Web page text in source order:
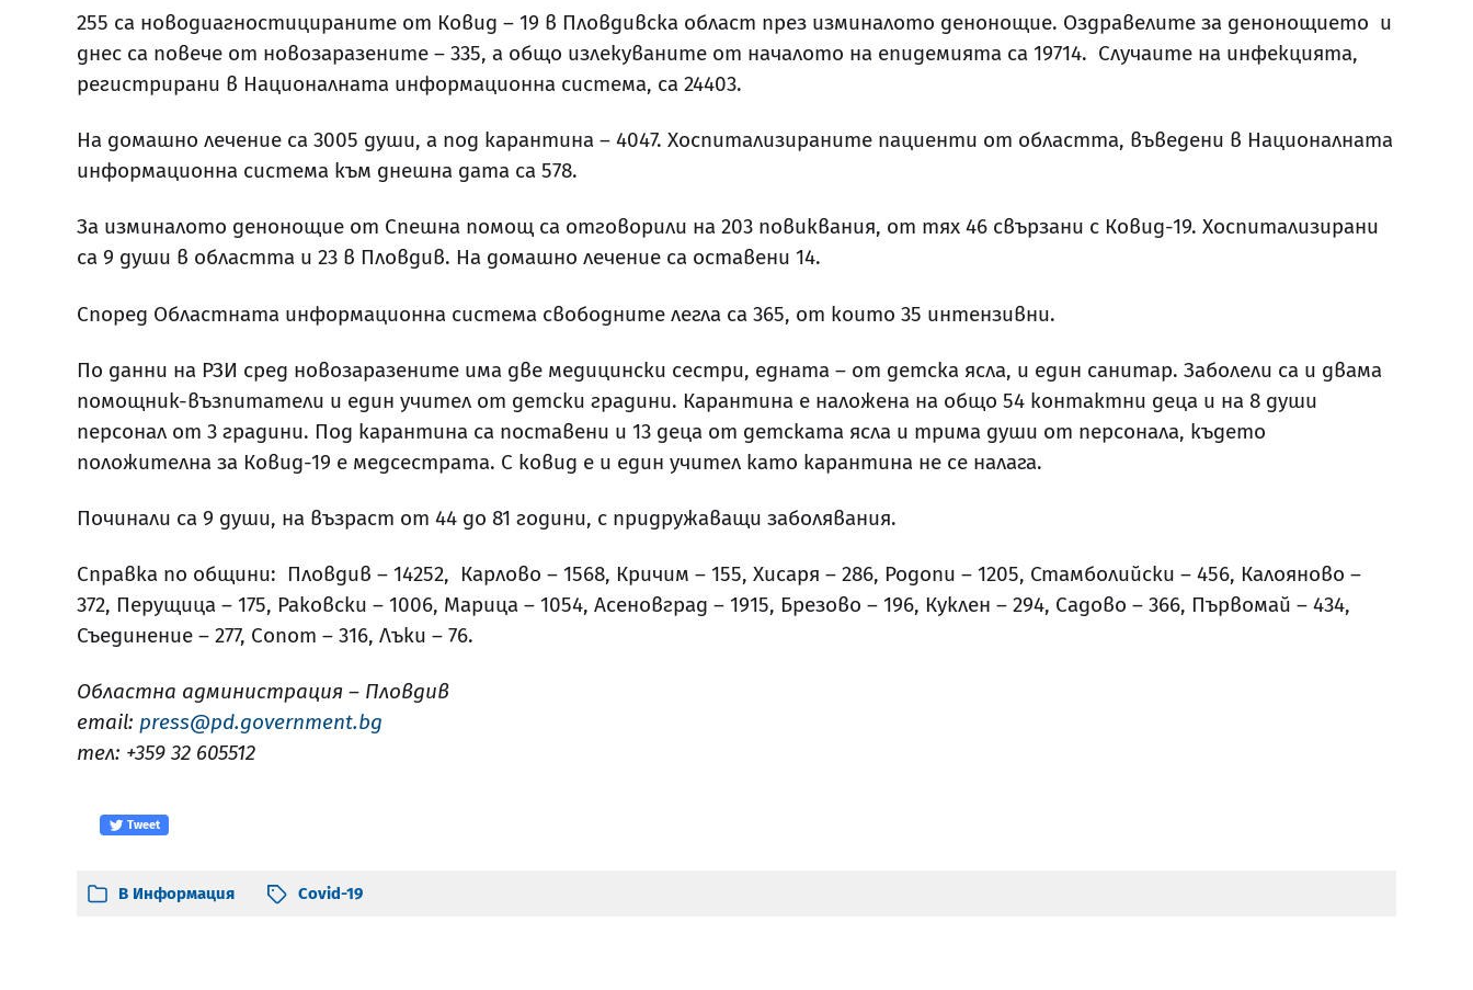
255 са новодиагностицираните от Ковид – 19 в Пловдивска област през изминалото денонощие. Оздравелите за денонощието и
днес са повече от новозаразените – 335, а общо излекуваните от началото на епидемията са 19714. Случаите на инфекцията,
регистрирани в Националната информационна система, са 24403.
На домашно лечение са 3005 души, а под карантина – 4047. Хоспитализираните пациенти от областта, въведени в Националната
информационна система към днешна дата са 578.
За изминалото денонощие от Спешна помощ са отговорили на 203 повиквания, от тях 46 свързани с Ковид-19. Хоспитализирани
са 9 души в областта и 23 в Пловдив. На домашно лечение са оставени 14.
Според Областната информационна система свободните легла са 365, от които 35 интензивни.
По данни на РЗИ сред новозаразените има две медицински сестри, едната – от детска ясла, и един санитар. Заболели са и двама
помощник-възпитатели и един учител от детски градини. Карантина е наложена на общо 54 контактни деца и на 8 души
персонал от 3 градини. Под карантина са поставени и 13 деца от детската ясла и трима души от персонала, където
положителна за Ковид-19 е медсестрата. С ковид е и един учител като карантина не се налага.
Починали са 9 души, на възраст от 44 до 81 години, с придружаващи заболявания.
Справка по общини: Пловдив – 14252, Карлово – 1568, Кричим – 155, Хисаря – 286, Родопи – 1205, Стамболийски – 456, Калояново –
372, Перущица – 175, Раковски – 1006, Марица – 1054, Асеновград – 1915, Брезово – 196, Куклен – 294, Садово – 366, Първомай – 434,
Съединение – 277, Сопот – 316, Лъки – 76.
Областна администрация – Пловдив
email: press@pd.government.bg
тел: +359 32 605512
Tweet
В Информация Covid-19